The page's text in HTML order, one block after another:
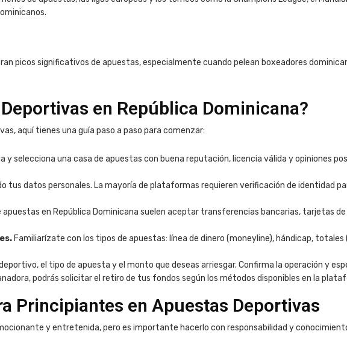
picos significativos de apuestas, especialmente cuando pelean boxeadores
en República Dominicana?
aquí tienes una guía paso a paso para comenzar:
y selecciona una casa de apuestas con buena reputación, licencia válida y opiniones
tus datos personales. La mayoría de plataformas requieren verificación de identidad
apuestas en República Dominicana suelen aceptar transferencias bancarias, tarjetas
Familiarízate con los tipos de apuestas: línea de dinero (moneyline), hándicap,
el tipo de apuesta y el monto que deseas arriesgar. Confirma la operación y
podrás solicitar el retiro de tus fondos según los métodos disponibles en la
Principiantes en Apuestas Deportivas
y entretenida, pero es importante hacerlo con responsabilidad y